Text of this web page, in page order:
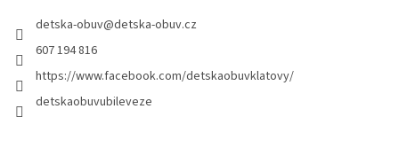
detska-obuv@detska-obuv.cz
607 194 816
https://www.facebook.com/detskaobuvklatovy/
detskaobuvubileveze